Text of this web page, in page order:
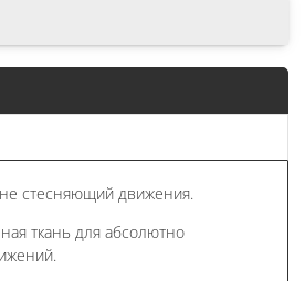
стесняющий движения.
ткань для абсолютно